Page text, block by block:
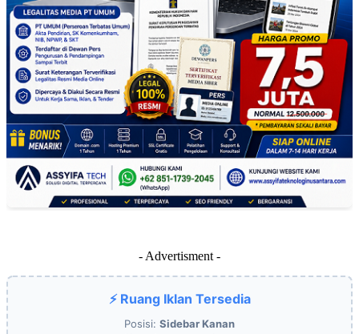
- Advertisment -
⚡ Ruang Iklan Tersedia
Posisi: Sidebar Kanan